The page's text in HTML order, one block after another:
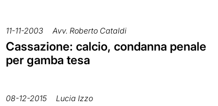
11-11-2003 Avv. Roberto Cataldi
Cassazione: calcio, condanna penale
per gamba tesa
08-12-2015 Lucia Izzo